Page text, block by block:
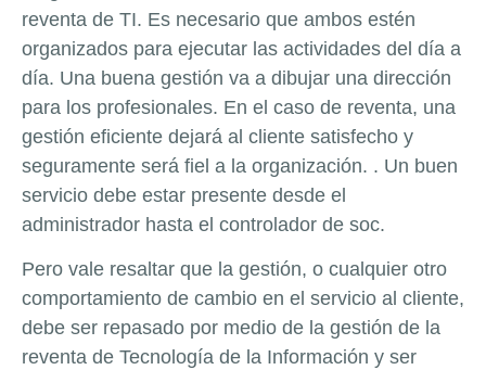
reventa de TI. Es necesario que ambos estén
organizados para ejecutar las actividades del día a
día. Una buena gestión va a dibujar una dirección
para los profesionales. En el caso de reventa, una
gestión eficiente dejará al cliente satisfecho y
seguramente será fiel a la organización. . Un buen
servicio debe estar presente desde el
administrador hasta el controlador de soc.
Pero vale resaltar que la gestión, o cualquier otro
comportamiento de cambio en el servicio al cliente,
debe ser repasado por medio de la gestión de la
reventa de Tecnología de la Información y ser